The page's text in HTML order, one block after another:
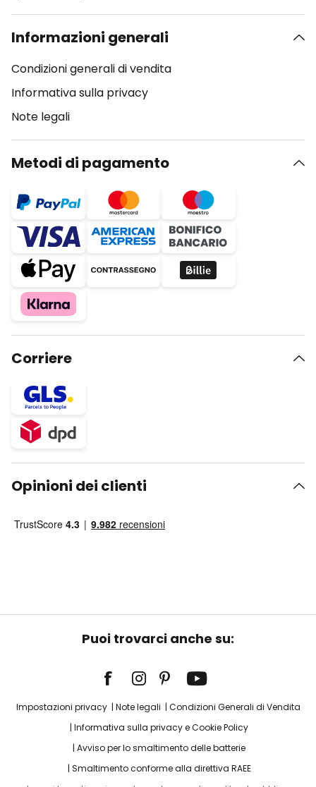
Informazioni generali
Condizioni generali di vendita
Informativa sulla privacy
Note legali
Metodi di pagamento
Corriere
Opinioni dei clienti
Puoi trovarci anche su:
Impostazioni privacy Note legali
Condizioni Generali di Vendita
Informativa sulla privacy e Cookie Policy
Avviso per lo smaltimento delle batterie
Smaltimento conforme alla direttiva RAEE